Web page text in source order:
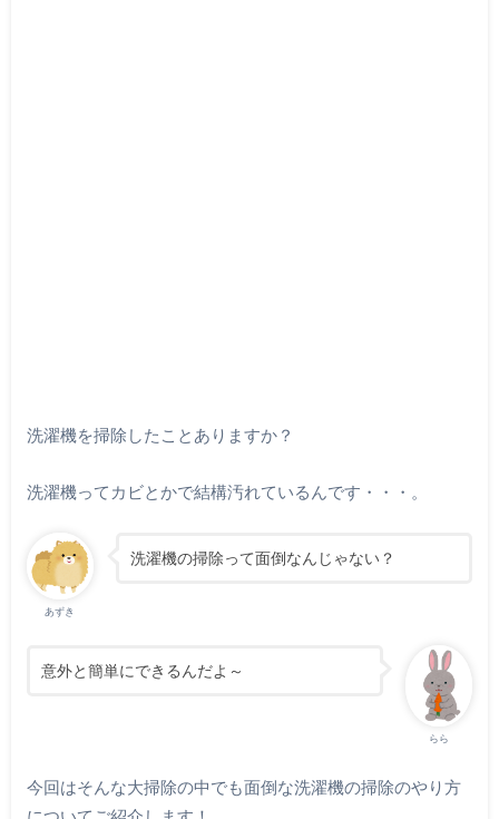
洗濯機を掃除したことありますか？
洗濯機ってカビとかで結構汚れているんです・・・。
あずき
洗濯機の掃除って面倒なんじゃない？
らら
意外と簡単にできるんだよ～
今回はそんな大掃除の中でも面倒な洗濯機の掃除のやり方